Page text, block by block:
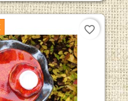
favorite_border